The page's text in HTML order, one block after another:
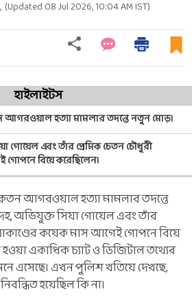
, (Updated 08 Jul 2026, 10:04 AMIST)
হাইলাইটস
হত্যা মামলার তদন্তে নতুন মোড়।
গোয়েল এবং তাঁর প্রেমিক চেতন চৌধুরী
গোপনে বিয়ে করেছিলেন।
আগরওয়াল হত্যা মামলার তদন্তে
অভিযুক্ত সিয়া গোয়েল এবং তাঁর
কয়েক মাস আগেই গোপনে বিয়ে
হওয়া একাধিক চ্যাট ও ডিজিটাল তথ্যের
এসেছে। এখন পুলিশ খতিয়ে দেখছে,
হয়েছিল কি না।